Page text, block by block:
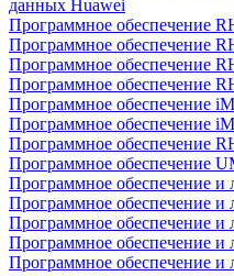
данных Huawei
Программное обеспечение
Программное обеспечение
Программное обеспечение
Программное обеспечение
Программное обеспечение
Программное обеспечение
Программное обеспечение
Программное обеспечение
Программное обеспечение и
Программное обеспечение
Программное обеспечение и
Программное обеспечение и
Программное обеспечение и